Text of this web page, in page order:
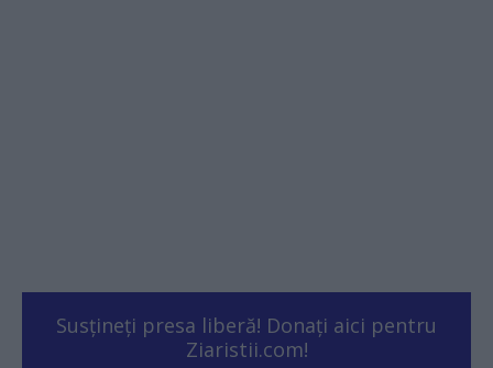
Susțineți presa liberă! Donați aici pentru
Ziaristii.com!